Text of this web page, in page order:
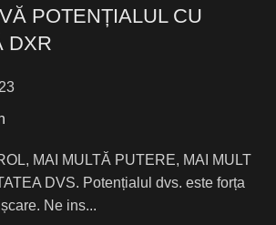
POTENȚIALUL CU
DXR
MAI MULTĂ PUTERE, MAI MULT
DVS. Potențialul dvs. este forța
Ne ins...